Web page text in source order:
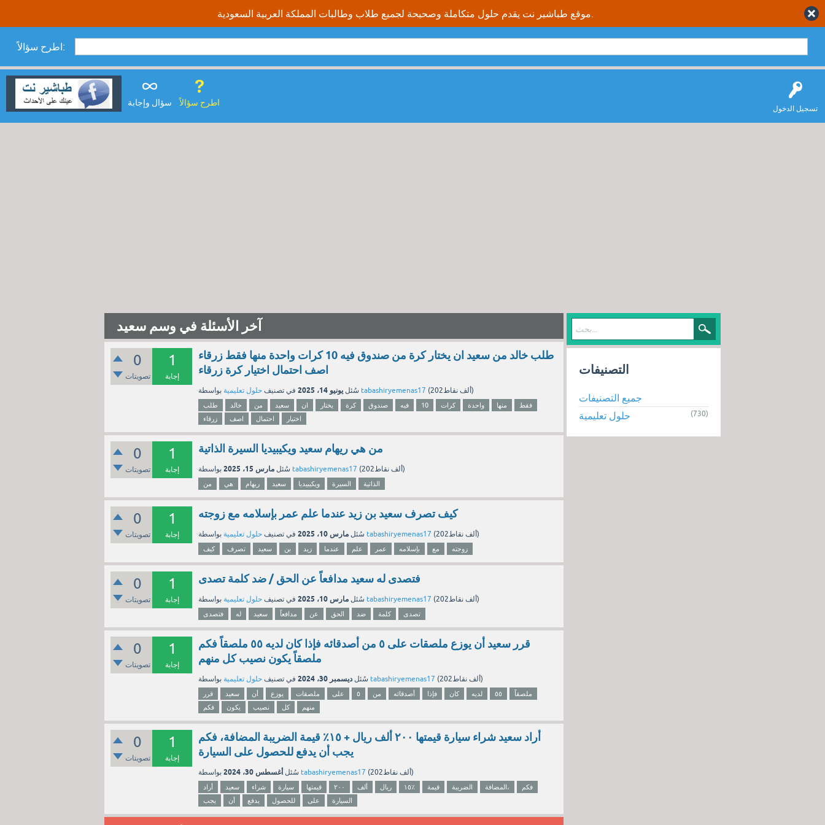
اطرح سؤالاً:
تسجيل الدخول
سؤال وإجابة اطرح سؤالاً
آخر الأسئلة في وسم سعيد
0
تصويتات
1
إجابة
طلب خالد من سعيد ان يختار كرة من صندوق فيه 10 كرات واحدة منها فقط زرقاء
اصف احتمال اختيار كرة زرقاء
سُئل يونيو 14، 2025 في تصنيف حلول تعليمية tabashiryemenas17 ( 202ألف نقاط)
طلب خالد من سعيد ان يختار كرة صندوق فيه 10 كرات واحدة منها
فقط
زرقاء
اصف احتمال اختيار
0
تصويتات
1
إجابة
من هي ريهام سعيد ويكيبيديا السيرة الذاتية
سُئل مارس 15، 2025 tabashiryemenas17 ( 202ألف نقاط)
من هي ريهام سعيد ويكيبيديا السيرة الذاتية
0
تصويتات
1
إجابة
كيف تصرف سعيد بن زيد عندما علم عمر بإسلامه مع زوجته
سُئل مارس 10، 2025 في تصنيف حلول تعليمية tabashiryemenas17 ( 202ألف نقاط)
كيف تصرف سعيد بن زيد عندما علم عمر بإسلامه مع زوجته
0
تصويتات
1
إجابة
فتصدى له سعيد مدافعاً عن الحق / ضد كلمة تصدى
سُئل مارس 10، 2025 في تصنيف حلول تعليمية tabashiryemenas17 ( 202ألفنقاط)
فتصدى له سعيد مدافعاً عن الحق ضد كلمة تصدى
0
تصويتات
1
إجابة
قرر سعيد أن يوزع ملصقات على ٥ من أصدقائه فإذا كان لديه ٥٥ ملصقاً فكم
ملصقاً يكون نصيب كل منهم
سُئل ديسمبر 30، 2024 في تصنيف حلول تعليمية tabashiryemenas17 ( 202ألفنقاط)
قرر سعيد أن يوزع ملصقات على ٥ من أصدقائه فإذا كان لديه ٥٥
ملصقاً
فكم
يكون نصيب كل منهم
0
تصويتات
1
إجابة
أراد سعيد شراء سيارة قيمتها ٢٠٠ ألف ريال + ١٥٪ قيمة الضريبة المضافة، فكم
يجب أن يدفع للحصول على السيارة
سُئل أغسطس 30، 2024 tabashiryemenas17 ( 202ألفنقاط)
أراد سعيد شراء سيارة قيمتها ٢٠٠ ألف ريال ١٥٪ قيمة الضريبة المضافة،
فكم
يجب
أن يدفع للحصول على السيارة
التصنيفات
جميع التصنيفات
حلول تعليمية
(730)